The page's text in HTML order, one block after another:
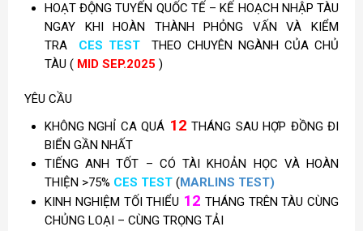
HOẠT ĐỘNG TUYẾN QUỐC TẾ – KẾ HOẠCH NHẬP TÀU
NGAY KHI HOÀN THÀNH PHỎNG VẤN VÀ KIỂM
TRA CES TEST THEO CHUYÊN NGÀNH CỦA CHỦ
TÀU ( MID SEP.2025 )
YÊU CẦU
KHÔNG NGHỈ CA QUÁ 12 THÁNG SAU HỢP ĐỒNG ĐI
BIỂN GẦN NHẤT
TIẾNG ANH TỐT – CÓ TÀI KHOẢN HỌC VÀ HOÀN
THIỆN >75% CES TEST (MARLINS TEST)
KINH NGHIỆM TỐI THIỂU 12 THÁNG TRÊN TÀU CÙNG
CHỦNG LOẠI – CÙNG TRỌNG TẢI